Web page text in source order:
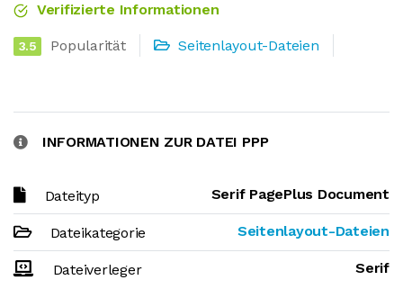
Verifizierte Informationen
3.5 Popularität Seitenlayout-Dateien
INFORMATIONEN ZUR DATEI PPP
Dateityp Serif PagePlus Document
Dateikategorie Seitenlayout-Dateien
Dateiverleger Serif